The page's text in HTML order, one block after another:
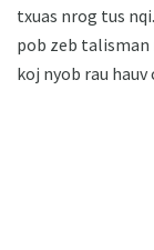
txuas nrog tus
pob zeb talisman
koj nyob rau hauv